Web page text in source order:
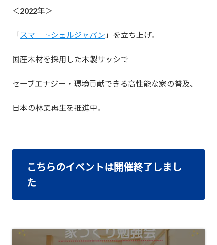
＜2022年＞
「スマートシェルジャパン 」を立ち上げ。
国産木材を採用した木製サッシで
セーブエナジー・環境貢献できる高性能な家の普及、
日本の林業再生を推進中。
こちらのイベントは開催終了しまし
た